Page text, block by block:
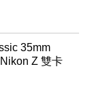
35mm
Z 雙卡